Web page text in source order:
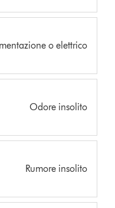
o elettrico
Odore insolito
Rumore insolito